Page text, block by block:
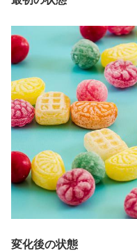
変化後の状態